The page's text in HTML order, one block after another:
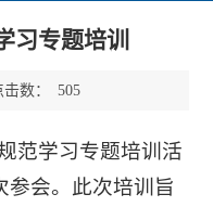
习专题培训
击数： 505
范学习专题培训活
参会。此次培训旨